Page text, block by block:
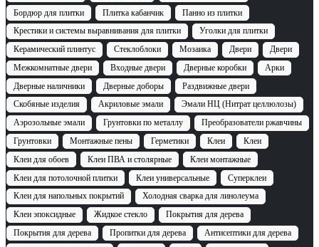
Бордюр для плитки
Плитка кабанчик
Панно из плитки
Крестики и системы выравнивания для плитки
Уголки для плитки
Керамический плинтус
Стеклоблоки Мозаика Двери
Двери
Межкомнатные двери
Входные двери Дверные коробки
Арки
Дверные наличники
Дверные доборы
Раздвижные двери
Скобяные изделия
Акриловые эмали
Эмали НЦ (Нитрат целлюлозы)
Аэрозольные эмали
Грунтовки по металлу
Преобразователи ржавчины
Грунтовки
Монтажные пены Герметики Клеи
Клеи
Клеи для обоев
Клеи ПВА и столярные
Клеи монтажные
Клеи для потолочной плитки
Клеи универсальные
Суперклеи
Клеи для напольных покрытий
Холодная сварка для линолеума
Клеи эпоксидные
Жидкое стекло
Покрытия для дерева
Покрытия для дерева
Пропитки для дерева
Антисептики для дерева